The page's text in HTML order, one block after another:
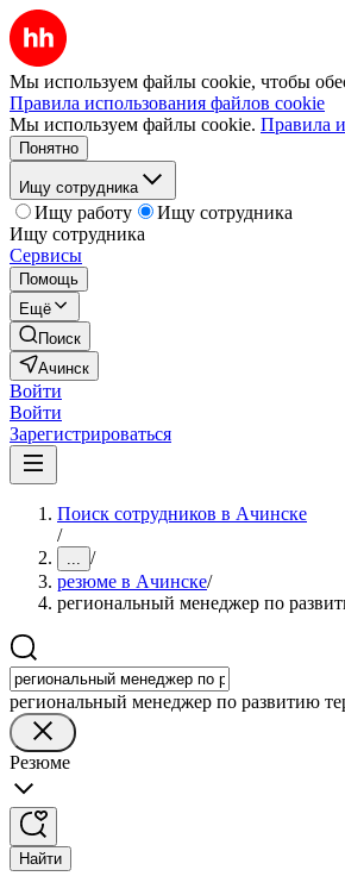
Мы используем файлы cookie, чтобы
Правила использования файлов cookie
Мы используем файлы cookie. Правила
Понятно
Ищу сотрудника
Ищу работу
Ищу сотрудника
Ищу сотрудника
Сервисы
Помощь
Ещё
Поиск
Ачинск
Войти
Войти
Зарегистрироваться
Поиск сотрудников в Ачинске
/
... /
резюме в Ачинске/
региональный менеджер по
региональный менеджер по развитию
Резюме
Найти